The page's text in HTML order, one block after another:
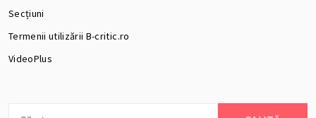
Secțiuni
Termenii utilizării B-critic.ro
VideoPlus